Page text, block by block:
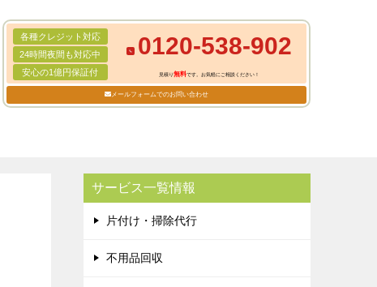
各種クレジット対応
24時間夜間も対応中
安心の1億円保証付
0120-538-902
見積り無料です。お気軽にご相談ください！
メールフォームでのお問い合わせ
サービス一覧情報
片付け・掃除代行
不用品回収